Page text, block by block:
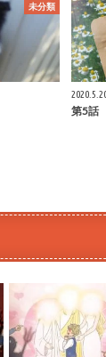
未分類
第5話